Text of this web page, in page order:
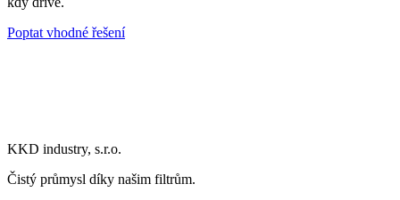
Poptat vhodné řešení
KKD industry, s.r.o.
Čistý průmysl díky našim filtrům.